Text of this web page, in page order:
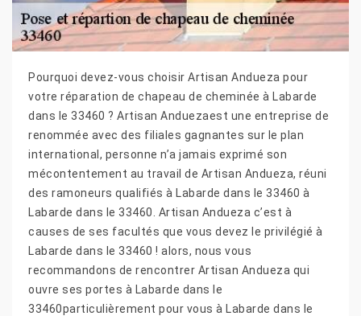
Pourquoi devez-vous choisir Artisan Andueza pour
votre réparation de chapeau de cheminée à Labarde
dans le 33460 ? Artisan Anduezaest une entreprise de
renommée avec des filiales gagnantes sur le plan
international, personne n’a jamais exprimé son
mécontentement au travail de Artisan Andueza, réuni
des ramoneurs qualifiés à Labarde dans le 33460 à
Labarde dans le 33460. Artisan Andueza c’est à
causes de ses facultés que vous devez le privilégié à
Labarde dans le 33460 ! alors, nous vous
recommandons de rencontrer Artisan Andueza qui
ouvre ses portes à Labarde dans le
33460particulièrement pour vous à Labarde dans le